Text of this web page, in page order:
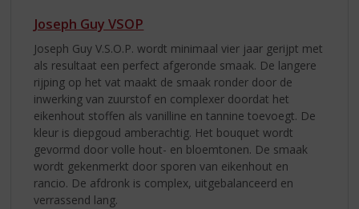
Joseph Guy VSOP
Joseph Guy V.S.O.P. wordt minimaal vier jaar gerijpt met
als resultaat een perfect afgeronde smaak. De langere
rijping op het vat maakt de smaak ronder door de
inwerking van zuurstof en complexer doordat het
eikenhout stoffen als vanilline en tannine toevoegt. De
kleur is diepgoud amberachtig. Het bouquet wordt
gevormd door volle hout- en bloemtonen. De smaak
wordt gekenmerkt door sporen van eikenhout en
rancio. De afdronk is complex, uitgebalanceerd en
verrassend lang.